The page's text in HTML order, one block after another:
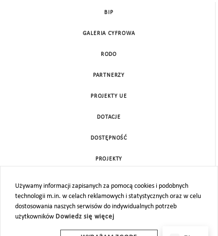
Używamy informacji zapisanych za pomocą cookies i podobnych
technologii m.in. w celach reklamowych i statystycznych oraz w celu
dostosowania naszych serwisów do indywidualnych potrzeb
użytkowników Dowiedz się więcej
BIP
GALERIA CYFROWA
RODO
PARTNERZY
PROJEKTY UE
DOTACJE
DOSTĘPNOŚĆ
PROJEKTY
MAPA STRONY